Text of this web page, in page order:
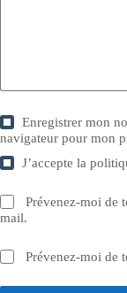
Enregistrer mon
navigateur pour mon
J’accepte la
Prévenez-moi de
mail.
Prévenez-moi de